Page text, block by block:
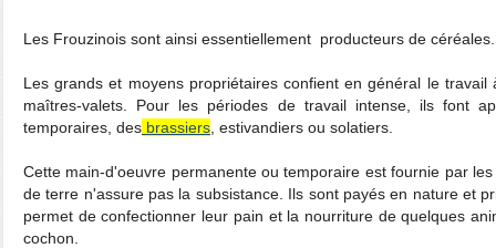
Les Frouzinois sont ainsi essentiellement producteurs de céréales.
Les grands et moyens propriétaires confient en général le
maîtres-valets. Pour les périodes de travail intense, ils font
temporaires, des brassiers , estivandiers ou solatiers.
Cette main-d'oeuvre permanente ou temporaire est fournie par
de terre n'assure pas la subsistance. Ils sont payés en nature et
permet de confectionner leur pain et la nourriture de quelques
cochon.